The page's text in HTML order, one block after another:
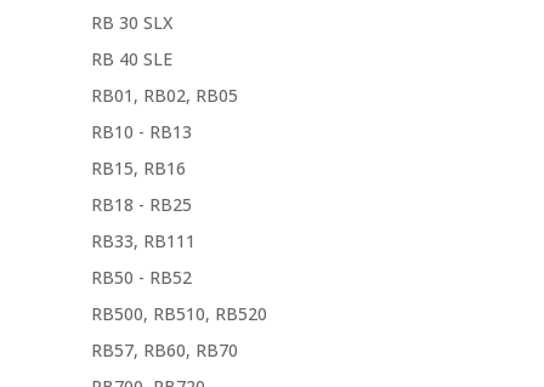
RB 30 SLX
RB 40 SLE
RB01, RB02, RB05
RB10 - RB13
RB15, RB16
RB18 - RB25
RB33, RB111
RB50 - RB52
RB500, RB510, RB520
RB57, RB60, RB70